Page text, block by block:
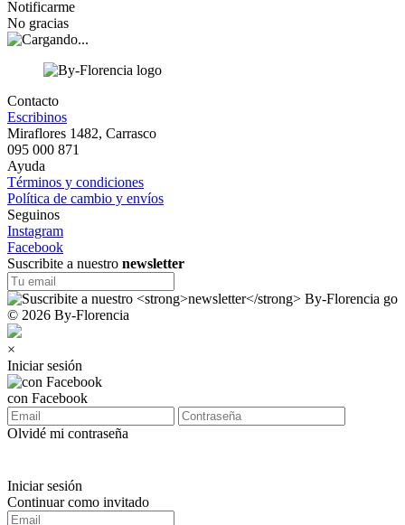
Notificarme
No gracias
Contacto
Escribinos
Miraflores 1482, Carrasco
095 000 871
Ayuda
Términos y condiciones
Política de cambio y envíos
Seguinos
Instagram
Facebook
Suscribite a nuestro newsletter
© 2026 By-Florencia
×
Iniciar sesión
con Facebook
Olvidé mi contraseña
Iniciar sesión
Continuar como invitado